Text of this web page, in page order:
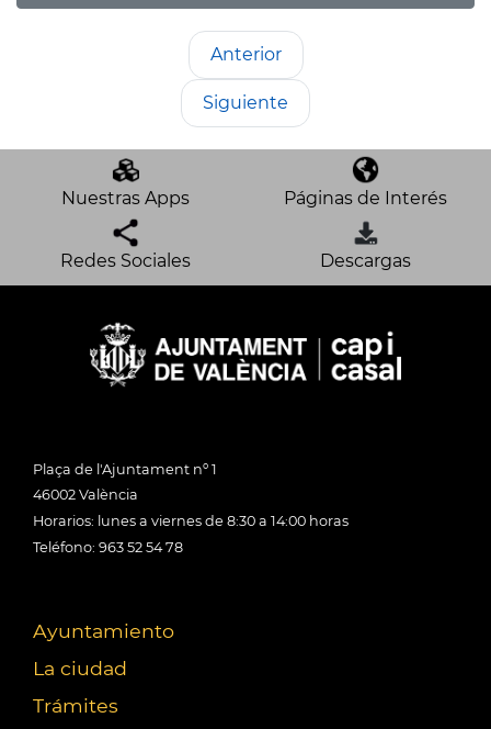
Anterior
Siguiente
Nuestras Apps Páginas de Interés
Redes Sociales Descargas
Plaça de l'Ajuntament nº 1
46002 València
Horarios: lunes a viernes de 8:30 a 14:00 horas
Teléfono: 963 52 54 78
Ayuntamiento
La ciudad
Trámites